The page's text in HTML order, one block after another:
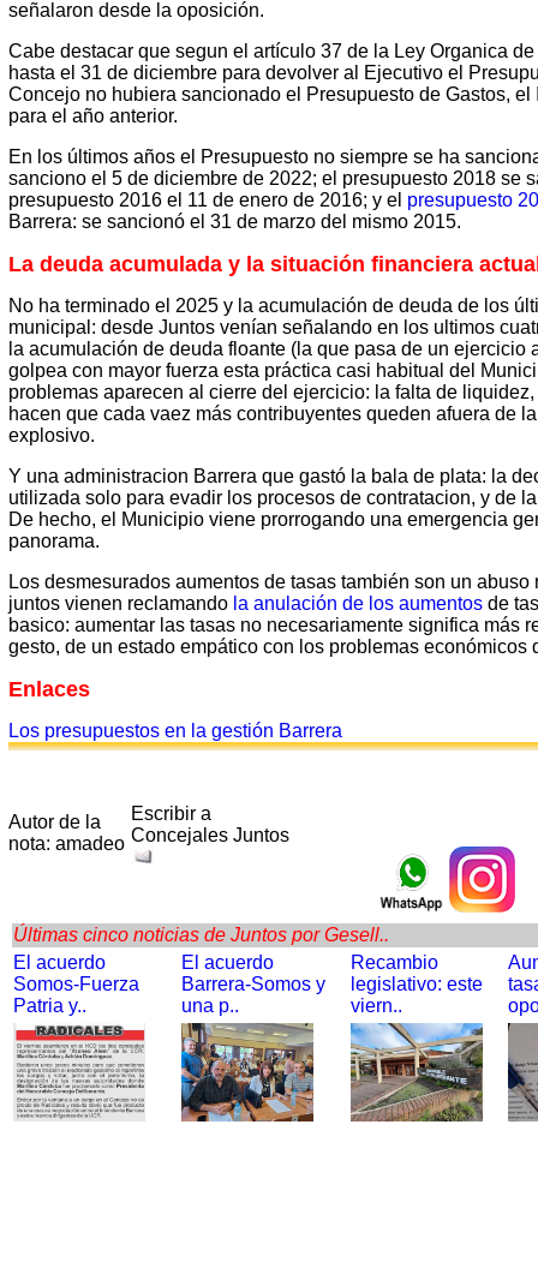
señalaron desde la oposición.
Cabe destacar que segun el artículo 37 de la Ley Organica
hasta el 31 de diciembre para devolver al Ejecutivo el
Concejo no hubiera sancionado el Presupuesto de Gastos,
para el año anterior.
En los últimos años el Presupuesto no siempre se ha
sanciono el 5 de diciembre de 2022; el presupuesto 2018 se
presupuesto 2016 el 11 de enero de 2016; y el presupuesto
Barrera: se sancionó el 31 de marzo del mismo 2015.
La deuda acumulada y la situación financiera
No ha terminado el 2025 y la acumulación de deuda de los
municipal: desde Juntos venían señalando en los ultimos
la acumulación de deuda floante (la que pasa de un ejercicio
golpea con mayor fuerza esta práctica casi habitual del
problemas aparecen al cierre del ejercicio: la falta de
hacen que cada vaez más contribuyentes queden afuera de
explosivo.
Y una administracion Barrera que gastó la bala de plata: la
utilizada solo para evadir los procesos de contratacion, y de
De hecho, el Municipio viene prorrogando una emergencia
panorama.
Los desmesurados aumentos de tasas también son un
juntos vienen reclamando la anulación de los aumentos de
basico: aumentar las tasas no necesariamente significa más
gesto, de un estado empático con los problemas económicos
Enlaces
Los presupuestos en la gestión Barrera
Autor de la
nota: amadeo
Escribir a
Concejales Juntos
Últimas cinco noticias de Juntos por Gesell..
El acuerdo
Somos-Fuerza
Patria y..
El acuerdo
Barrera-Somos y
una p..
Recambio
legislativo: este
viern..